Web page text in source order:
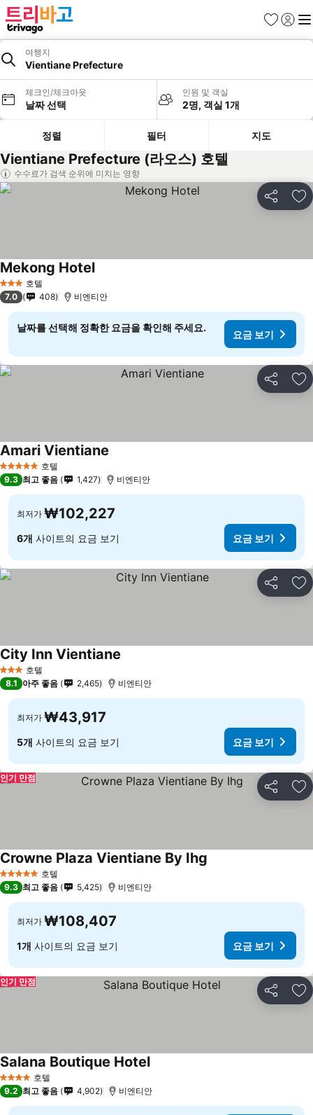
즐겨찾기
로그인
메
여행지
Vientiane Prefecture
체크인/체크아웃
날짜 선택
인원 및 객실
2명, 객실 1개
정렬 필터 지도
Vientiane Prefecture (라오스) 호텔
수수료가 검색 순위에 미치는 영향
공유 즐
3 성급 호텔
Mekong Hotel요금 보기
7.0 408 비엔티안
날짜를 선택해 정확한 요금을 확인해 주세요.
요금 보기
공유 즐
5 성급 호텔
Amari Vientiane
9.3 최고 좋음 1,427 비엔티안
최저가 ₩102,227
6개 사이트의 요금 보기 요금 보기
공유 즐
3 성급 호텔
City Inn Vientiane
8.1 아주 좋음 2,465 비엔티안
최저가 ₩43,917
5개 사이트의 요금 보기 요금 보기
공유 즐
인기 만점
5 성급 호텔
Crowne Plaza Vientiane By Ihg
9.3 최고 좋음 5,425 비엔티안
최저가 ₩108,407
1개 사이트의 요금 보기 요금 보기
공유 즐
인기 만점
4 성급 호텔
Salana Boutique Hotel요금 보기
9.2 최고 좋음 4,902 비엔티안